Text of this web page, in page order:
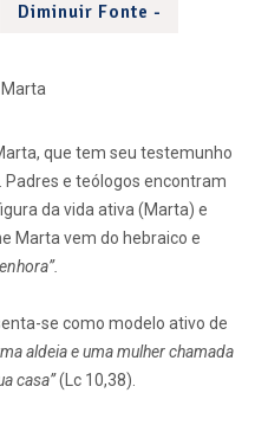
Diminuir Fonte -
que tem seu testemunho
Padres e teólogos encontram
da vida ativa (Marta) e
Marta vem do hebraico e
se como modelo ativo de
aldeia e uma mulher chamada
casa”(Lc 10,38).